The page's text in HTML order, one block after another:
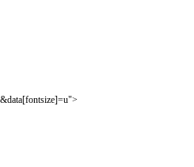
&data[fontsize]=u">